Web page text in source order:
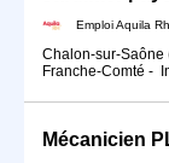
Emploi Aquila Rh
Chalon-sur-Saône
Franche-Comté -
Mécanicien